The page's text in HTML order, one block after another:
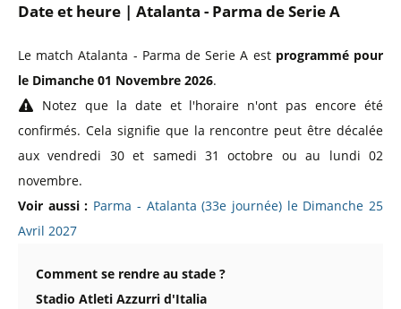
Date et heure | Atalanta - Parma de Serie A
Le match Atalanta - Parma de Serie A est programmé pour
le Dimanche 01 Novembre 2026.
Notez que la date et l'horaire n'ont pas encore été
confirmés. Cela signifie que la rencontre peut être décalée
aux vendredi 30 et samedi 31 octobre ou au lundi 02
novembre.
Voir aussi : Parma - Atalanta (33e journée) le Dimanche 25
Avril 2027
Comment se rendre au stade ?
Stadio Atleti Azzurri d'Italia